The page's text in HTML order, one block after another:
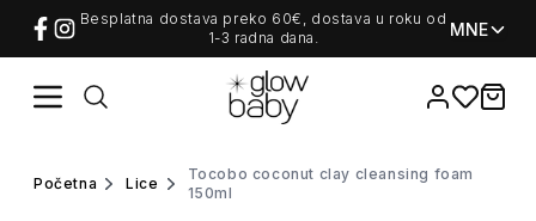
Besplatna dostava preko 60€, dostava u roku od
1-3 radna dana.
MNE
Favorites
items
početna lice
tocobo coconut clay cleansing foam
150ml